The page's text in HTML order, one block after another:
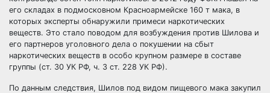
его складах в подмосковном Красноармейске 160 т мака, в
которых эксперты обнаружили примеси наркотических
веществ. Это стало поводом для возбуждения против Шилова и
его партнеров уголовного дела о покушении на сбыт
наркотических веществ в особо крупном размере в составе
группы (ст. 30 УК РФ, ч. 3 ст. 228 УК РФ).
По данным следствия, Шилов под видом пищевого мака закупил